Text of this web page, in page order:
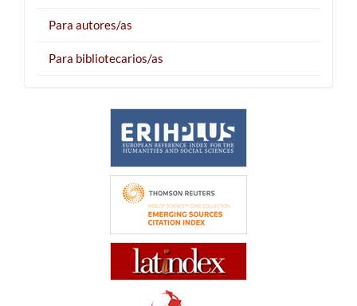
Para autores/as
Para bibliotecarios/as